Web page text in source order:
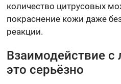
количество цитрусовых
покраснение кожи даже
реакции.
Взаимодействие с
это серьёзно